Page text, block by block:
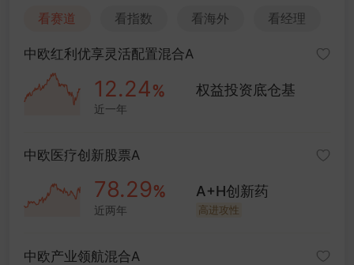
看赛道 看指数 看海外 看经理
中欧红利优享灵活配置混合A
12.24%
近一年
权益投资底仓基
中欧医疗创新股票A
78.29%
近两年
A+H创新药
高进攻性
中欧产业领航混合A